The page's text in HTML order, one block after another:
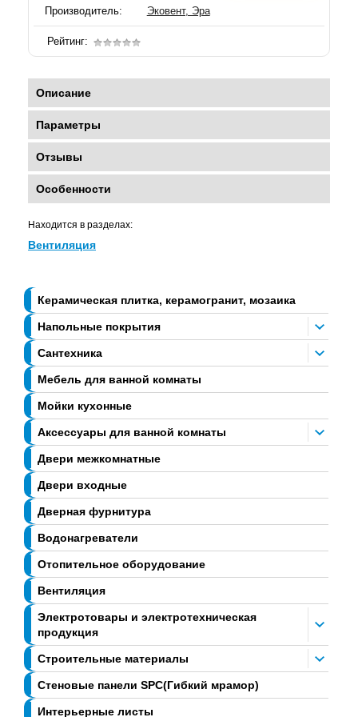
Керамическая плитка, керамогранит, мозаика
Напольные покрытия
Сантехника
Мебель для ванной комнаты
Мойки кухонные
Аксессуары для ванной комнаты
Двери межкомнатные
Двери входные
Дверная фурнитура
Водонагреватели
Отопительное оборудование
Вентиляция
Электротовары и электротехническая
продукция
Строительные материалы
Стеновые панели SPC(Гибкий мрамор)
Интерьерные листы
Производитель: Эковент, Эра
Рейтинг:
Описание
Параметры
Отзывы
Особенности
Находится в разделах:
Вентиляция